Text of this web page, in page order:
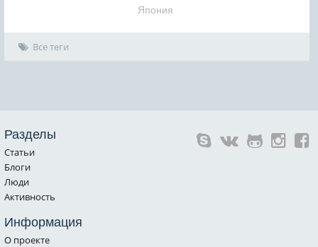
Япония
Все теги
Разделы
Статьи
Блоги
Люди
Активность
Информация
О проекте